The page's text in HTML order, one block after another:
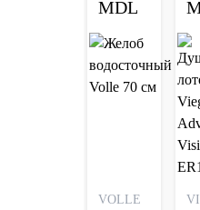
MDL
VOLLE